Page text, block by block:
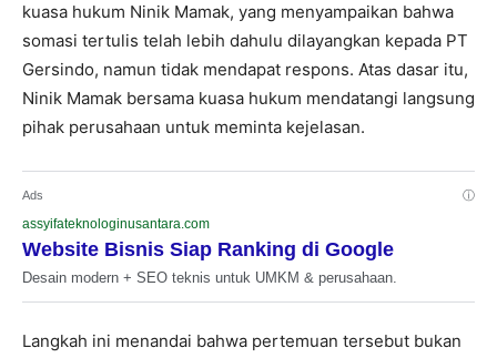
kuasa hukum Ninik Mamak, yang menyampaikan bahwa
somasi tertulis telah lebih dahulu dilayangkan kepada PT
Gersindo, namun tidak mendapat respons. Atas dasar itu,
Ninik Mamak bersama kuasa hukum mendatangi langsung
pihak perusahaan untuk meminta kejelasan.
Ads ⓘ
assyifateknologinusantara.com
Website Bisnis Siap Ranking di Google
Desain modern + SEO teknis untuk UMKM & perusahaan.
Langkah ini menandai bahwa pertemuan tersebut bukan